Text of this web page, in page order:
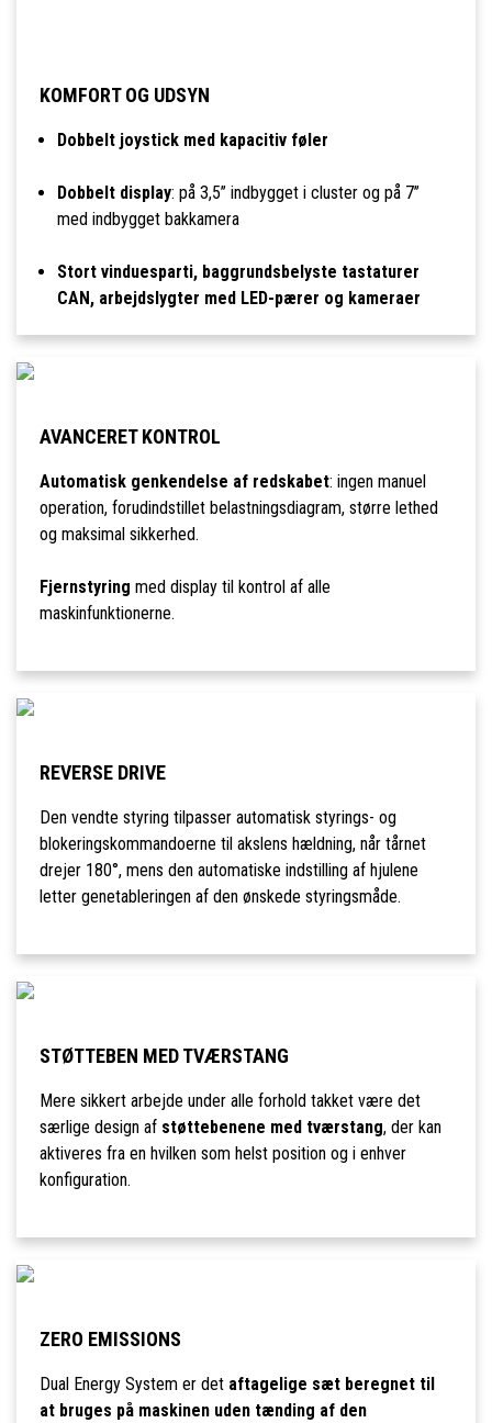
KOMFORT OG UDSYN
Dobbelt joystick med kapacitiv føler
Dobbelt display: på 3,5’’ indbygget i cluster og på 7’’
med indbygget bakkamera
Stort vinduesparti, baggrundsbelyste tastaturer
CAN, arbejdslygter med LED-pærer og kameraer
AVANCERET KONTROL
Automatisk genkendelse af redskabet: ingen manuel
operation, forudindstillet belastningsdiagram, større lethed
og maksimal sikkerhed.
Fjernstyring med display til kontrol af alle
maskinfunktionerne.
REVERSE DRIVE
Den vendte styring tilpasser automatisk styrings- og
blokeringskommandoerne til akslens hældning, når tårnet
drejer 180°, mens den automatiske indstilling af hjulene
letter genetableringen af den ønskede styringsmåde.
STØTTEBEN MED TVÆRSTANG
Mere sikkert arbejde under alle forhold takket være det
særlige design af støttebenene med tværstang, der kan
aktiveres fra en hvilken som helst position og i enhver
konfiguration.
ZERO EMISSIONS
Dual Energy System er det aftagelige sæt beregnet til
at bruges på maskinen uden tænding af den